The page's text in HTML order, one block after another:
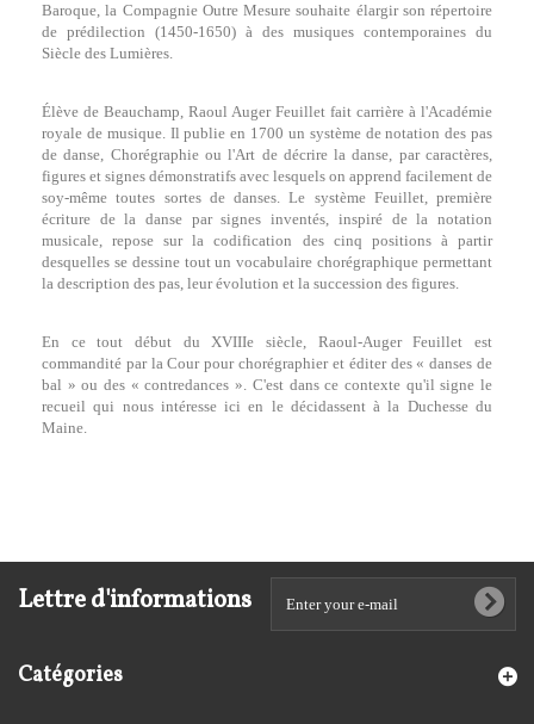
Baroque, la Compagnie Outre Mesure souhaite élargir son répertoire
de prédilection (1450-1650) à des musiques contemporaines du
Siècle des Lumières.
Élève de Beauchamp, Raoul Auger Feuillet fait carrière à l'Académie
royale de musique. Il publie en 1700 un système de notation des pas
de danse, Chorégraphie ou l'Art de décrire la danse, par caractères,
figures et signes démonstratifs avec lesquels on apprend facilement de
soy-même toutes sortes de danses. Le système Feuillet, première
écriture de la danse par signes inventés, inspiré de la notation
musicale, repose sur la codification des cinq positions à partir
desquelles se dessine tout un vocabulaire chorégraphique permettant
la description des pas, leur évolution et la succession des figures.
En ce tout début du XVIIIe siècle, Raoul-Auger Feuillet est
commandité par la Cour pour chorégraphier et éditer des « danses de
bal » ou des « contredances ». C'est dans ce contexte qu'il signe le
recueil qui nous intéresse ici en le décidassent à la Duchesse du
Maine.
Lettre d'informations
Catégories